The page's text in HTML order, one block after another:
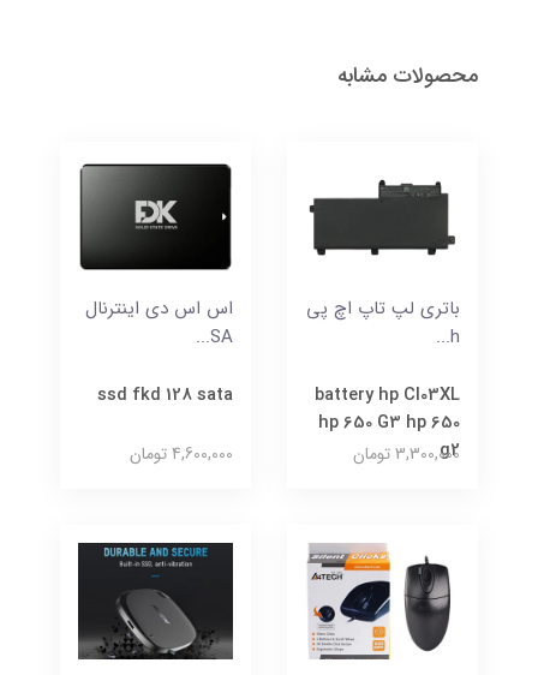
محصولات مشابه
باتری لپ تاپ اچ پی
h...
battery hp CI03XL
hp 650 G3 hp 650
g2
3,300,000 تومان
اس اس دی اینترنال
SA...
ssd fkd 128 sata
4,600,000 تومان